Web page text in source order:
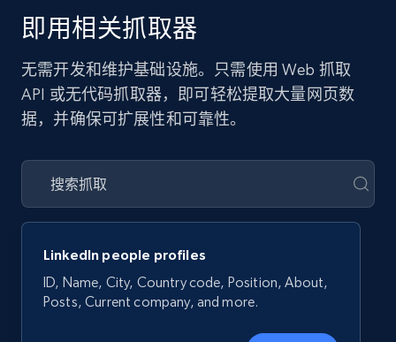
即用相关抓取器
无需开发和维护基础设施。只需使用 Web 抓取
API 或无代码抓取器，即可轻松提取大量网页数
据，并确保可扩展性和可靠性。
LinkedIn people profiles
ID, Name, City, Country code, Position, About,
Posts, Current company, and more.